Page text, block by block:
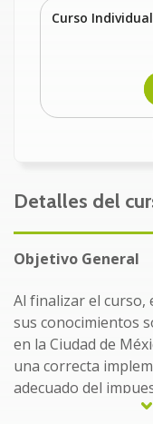
Curso Individual
Detalles del
Objetivo General
Al finalizar el
sus conocimientos
en la Ciudad de
una correcta
adecuado del